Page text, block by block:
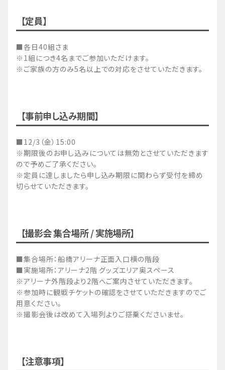
【定員】
■各日40組さま
※1組につき4名までご参加いただけます。
※ご家族の方のみ5名以上での対応をさせていただきます。
【事前申し込み期間】
■12/3（金）15:00
※期限後のお申し込みについては無効とさせていただきます
ので予めご了承ください。
※定員に達しましたら申し込み期限に関わらず受付を締め
切らせていただきます。
【撮影会 集合場所 / 実施場所】
■集合場所：船橋アリーナ正面入口横の階段
■実施場所：アリーナ2階 グッズエリア奥スペース
※アリーナ外階段より2階へご案内させていただきます。
※参加時に観戦チケットの確認をさせていただきますのでご
用意ください。
※撮影会後は改めて入場列よりご搭乗くださいませ。
【注意事項】